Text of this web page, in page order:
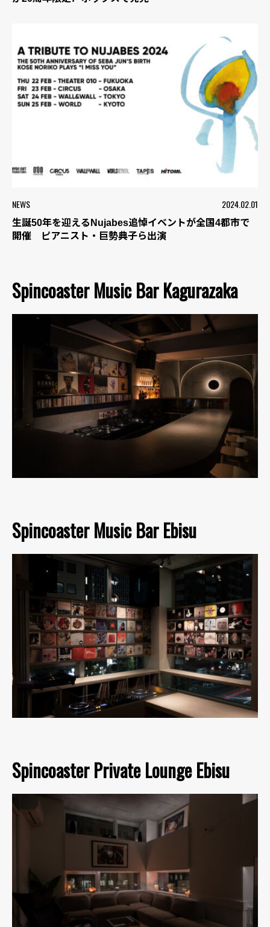
NEWS 2024.02.01
生誕50年を迎えるNujabes追悼イベントが全国4都市で
開催 ピアニスト・巨勢典子ら出演
Spincoaster Music Bar Kagurazaka
Spincoaster Music Bar Ebisu
Spincoaster Private Lounge Ebisu